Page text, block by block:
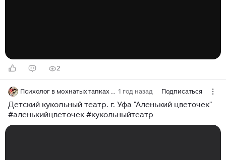
2
Психолог в мохнатых тапках 🐈🎨 1 год назад Подписаться
Детский кукольный театр. г. Уфа "Аленький цветочек"
#аленькийцветочек #кукольныйтеатр